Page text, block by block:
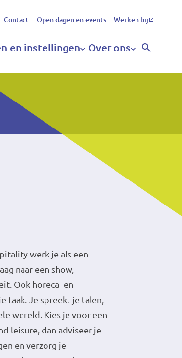
Secundair
menu
Contact Open dagen en events Werken bij
en instellingen Over ons
werk je als een
naar een show,
Ook horeca- en
taak. Je spreekt je talen,
wereld. Kies je voor een
leisure, dan adviseer je
en verzorg je